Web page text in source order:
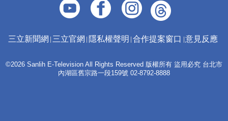
三立新聞網 三立官網 隱私權聲明 合作提案窗口 意見反應
©2026 Sanlih E-Television All Rights Reserved 版權所有 盜用必究 台北市
內湖區舊宗路一段159號 02-8792-8888